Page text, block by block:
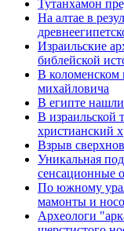
Тутанхамон
На алтае в
Израильские
библейской
В коломенском
михайловича
В египте
В израильской
христианский
Взрыв
Уникальная
сенсационные
По южному
мамонты и
Археологи